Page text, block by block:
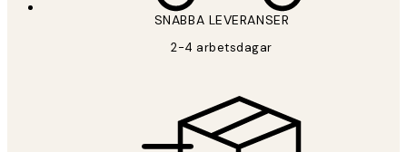
SNABBA LEVERANSER
2-4 arbetsdagar